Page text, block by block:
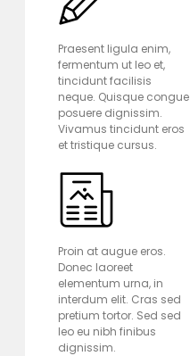
Praesent ligula enim,
fermentum ut leo et,
tincidunt facilisis
neque. Quisque congue
posuere dignissim.
Vivamus tincidunt eros
et tristique cursus.
Proin at augue eros.
Donec laoreet
elementum urna, in
interdum elit. Cras sed
pretium tortor. Sed sed
leo eu nibh finibus
dignissim.